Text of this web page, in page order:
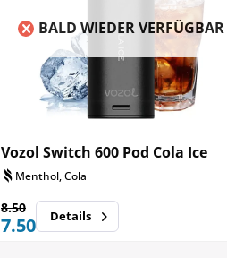
BALD WIEDER VERFÜGBAR
Vozol Switch 600 Pod Cola Ice
Menthol, Cola
7.50
8.50 Details